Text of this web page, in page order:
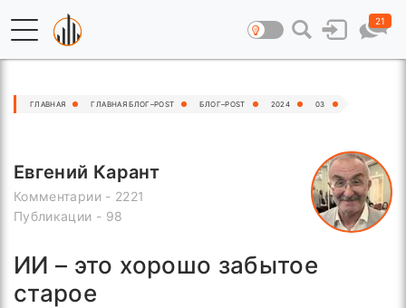
21
ГЛАВНАЯ ГЛАВНАЯ БЛОГ–POST БЛОГ–POST 2024 03
Евгений Карант
Комментарии - 2221
Публикации - 98
ИИ – это хорошо забытое
старое